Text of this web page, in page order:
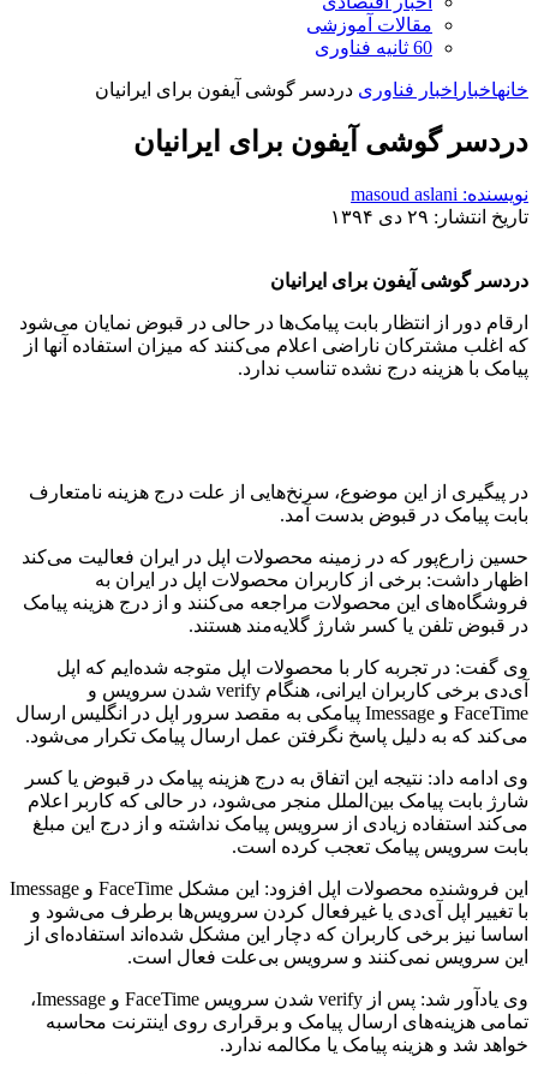
مقالات آموزشی
60 ثانیه فناوری
خانهاخبار اخبار فناوری دردسر گوشی آیفون برای ایرانیان
دردسر گوشی آیفون برای ایرانیان
نویسنده: masoud aslani
تاریخ انتشار: ۲۹ دی ۱۳۹۴
دردسر گوشی آیفون برای ایرانیان
ارقام دور از انتظار بابت پیامک‌ها در حالی در قبوض نمایان می‌شود
که اغلب مشترکان ناراضی اعلام می‌کنند که میزان استفاده آنها از
پیامک با هزینه درج نشده تناسب ندارد.
در پیگیری از این موضوع، سرنخ‌هایی از علت درج هزینه نامتعارف
بابت پیامک در قبوض بدست آمد.
حسین زارع‌پور که در زمینه محصولات اپل در ایران فعالیت می‌کند
اظهار داشت: برخی از کاربران محصولات اپل در ایران به
فروشگاه‌های این محصولات مراجعه می‌کنند و از درج هزینه‌ پیامک
در قبوض تلفن یا کسر شارژ گلایه‌مند هستند.
وی گفت: در تجربه کار با محصولات اپل متوجه شده‌ایم که اپل
آی‌دی برخی کاربران ایرانی، هنگام verify شدن سرویس و
FaceTime و Imessage پیامکی به مقصد سرور اپل در انگلیس ارسال
می‌کند که به دلیل پاسخ نگرفتن عمل ارسال پیامک تکرار می‌شود.
وی ادامه داد: نتیجه این اتفاق به درج هزینه‌ پیامک در قبوض یا کسر
شارژ بابت پیامک بین‌الملل منجر می‌شود، در حالی که کاربر اعلام
می‌کند استفاده زیادی از سرویس پیامک نداشته و از درج این مبلغ
بابت سرویس پیامک تعجب کرده است.
این فروشنده محصولات اپل افزود: این مشکل FaceTime و Imessage
با تغییر اپل آی‌دی یا غیرفعال کردن سرویس‌ها برطرف می‌شود و
اساسا نیز برخی کاربران که دچار این مشکل شده‌اند استفاده‌‌ای از
این سرویس نمی‌کنند و سرویس بی‌علت فعال است.
وی یادآور شد: پس از verify شدن سرویس FaceTime و Imessage،
تمامی هزینه‌های ارسال پیامک و برقراری روی اینترنت محاسبه
خواهد شد و هزینه پیامک یا مکالمه ندارد.